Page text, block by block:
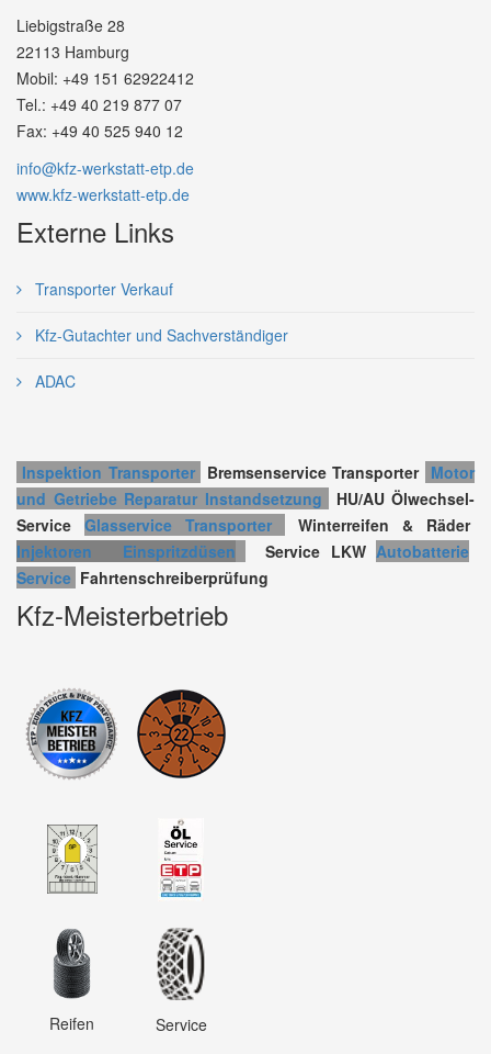
Liebigstraße 28
22113 Hamburg
Mobil: +49 151 62922412
Tel.: +49 40 219 877 07
Fax: +49 40 525 940 12
info@kfz-werkstatt-etp.de
www.kfz-werkstatt-etp.de
Externe Links
Transporter Verkauf
Kfz-Gutachter und Sachverständiger
ADAC
Inspektion Transporter Bremsenservice Transporter Motor
und Getriebe Reparatur Instandsetzung
HU/AU Ölwechsel-
Service Glasservice Transporter
Winterreifen & Räder
Injektoren
Einspritzdüsen Service LKW Autobatterie
Service Fahrtenschreiberprüfung
Kfz-Meisterbetrieb
Reifen Service